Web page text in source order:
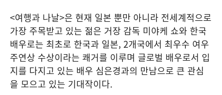
<여행과 나날>은 현재 일본 뿐만 아니라 전세계적으로
가장 주목받고 있는 젊은 거장 감독 미야케 쇼와 한국
배우로는 최초로 한국과 일본, 2개국에서 최우수 여우
주연상 수상이라는 쾌거를 이루며 글로벌 배우로서 입
지를 다지고 있는 배우 심은경과의 만남으로 큰 관심
을 모으고 있는 기대작이다.